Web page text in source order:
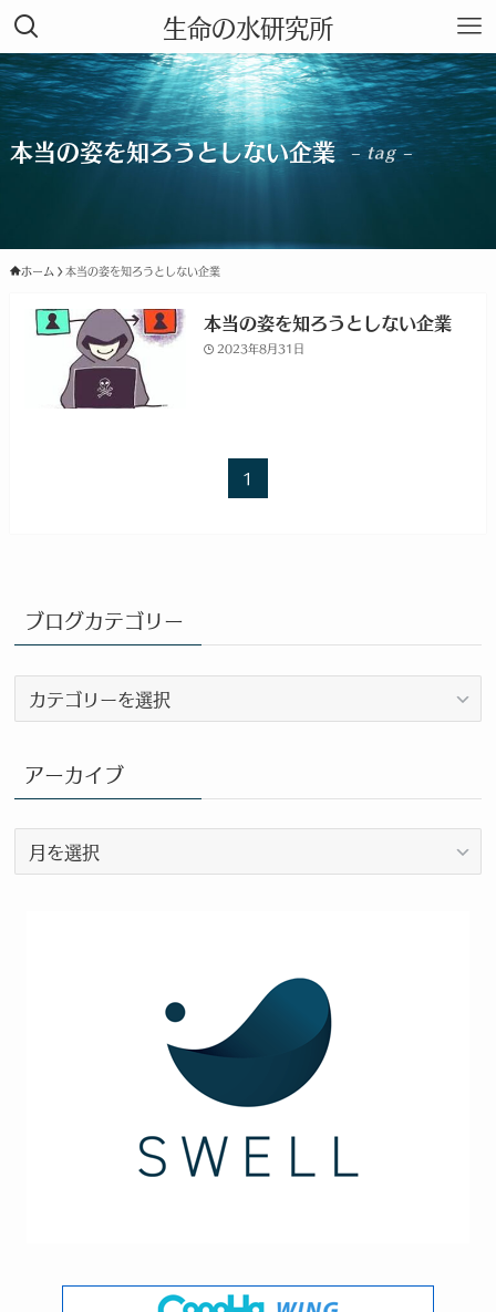
生命の水研究所
本当の姿を知ろうとしない企業 – tag –
ホーム 本当の姿を知ろうとしない企業
本当の姿を知ろうとしない企業
2023年8月31日
1
ブログカテゴリー
ロ
カ
テ
ゴ
リ
ー
アーカイブ
ー